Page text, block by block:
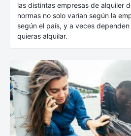
las distintas empresas de alquiler
normas no solo varían según la
según el país, y a veces
quieras alquilar.